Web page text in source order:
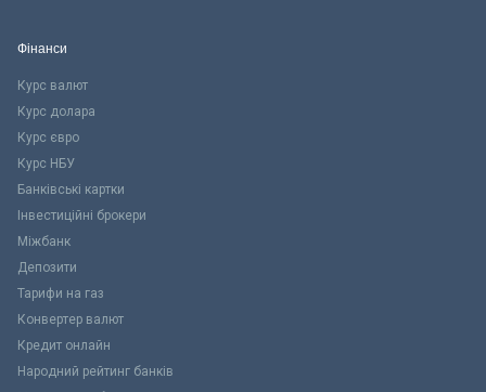
Фінанси
Курс валют
Курс долара
Курс євро
Курс НБУ
Банківські картки
Інвестиційні брокери
Міжбанк
Депозити
Тарифи на газ
Конвертер валют
Кредит онлайн
Народний рейтинг банків